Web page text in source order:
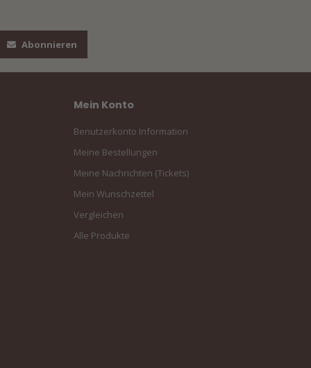
Abonnieren
Mein Konto
Benutzerkonto Information
Meine Bestellungen
Meine Nachrichten (Tickets)
Mein Wunschzettel
Vergleichen
Alle Produkte